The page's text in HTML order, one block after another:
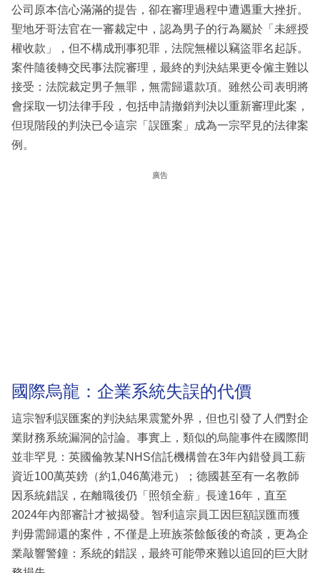
公司原本信心滿滿的提告，卻在審理過程中遭遇重大挫折。
聖地牙哥法官在一審裁定中，認為男子的行為屬於「未經授
權收款」，但不構成刑事犯罪，法院無權以竊盜罪名起訴。
案件隨後轉交民事法院審理，最終的判決結果更令僱主難以
接受：法院裁定男子無罪，無需歸還款項。雖然公司表明將
會採取一切法律手段，包括申請撤銷判決以重新審理此案，
但現階段的判決已令這宗「誤匯案」成為一宗罕見的法律案
例。
廣告
國際烏龍：企業系統失誤的代價
這宗智利誤匯案的判決結果震驚外界，但也引發了人們對企
業財務系統漏洞的討論。事實上，類似的烏龍事件在國際間
並非罕見：英國倫敦某NHS信託機構曾在3年內錯發員工薪
資近100萬英鎊（約1,046萬港元）；德國甚至有一名教師
因系統錯誤，在離職後仍「照領全薪」長達16年，直至
2024年內部審計才被揭發。智利這宗員工因巨額誤匯而獲
判毋需歸還的案件，不僅是上班族茶餘飯後的奇談，更為企
業敲響警鐘：系統的錯誤，最終可能帶來難以追回的巨大財